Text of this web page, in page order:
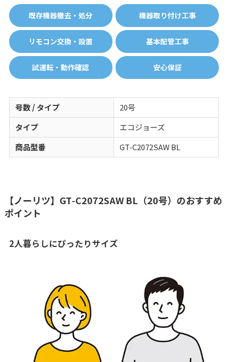
既存機器撤去・処分 機器取り付け工事
リモコン交換・設置 基本配管工事
試運転・動作確認 安心保証
号数 / タイプ
20号
タイプ
エコジョーズ
商品型番
GT-C2072SAW BL
【ノーリツ】GT‑C2072SAW BL（20号）のおすすめ
ポイント
2人暮らしにぴったりサイズ